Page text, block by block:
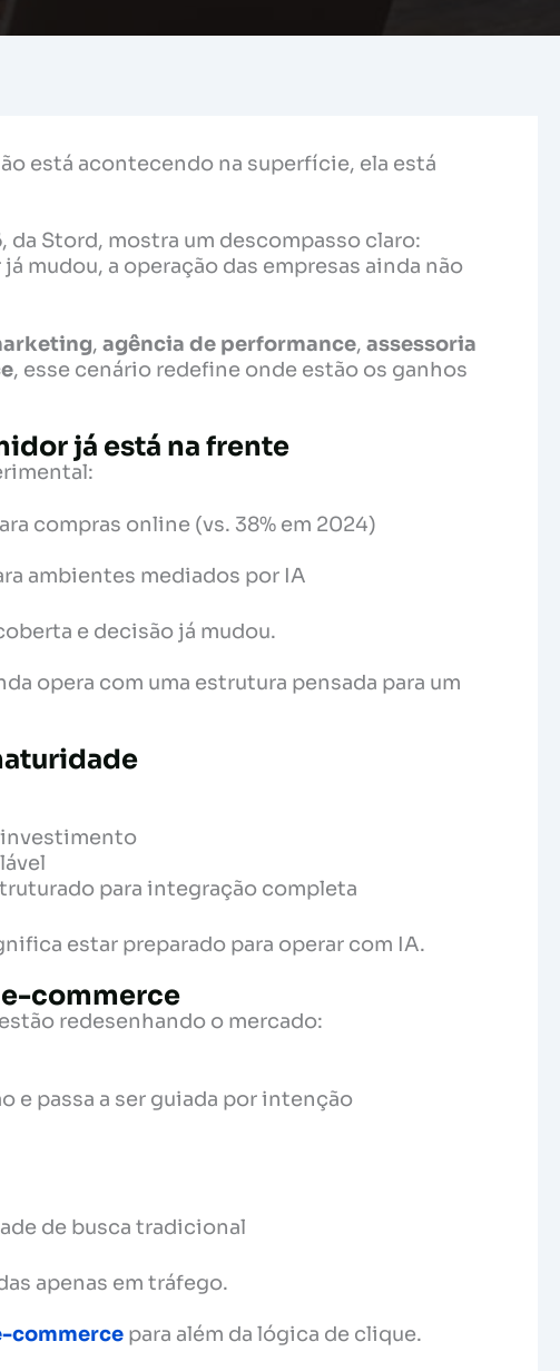
está acontecendo na superfície, ela está
, da Stord, mostra um descompasso claro:
mudou, a operação das empresas ainda não
,agência de performance,assessoria
, esse cenário redefine onde estão os ganhos
já está na frente
compras online (vs. 38% em 2024)
ambientes mediados por IA
e decisão já mudou.
opera com uma estrutura pensada para um
investimento
para integração completa
estar preparado para operar com IA.
commerce
redesenhando o mercado:
e passa a ser guiada por intenção
de busca tradicional
apenas em tráfego.
commerce para além da lógica de clique.